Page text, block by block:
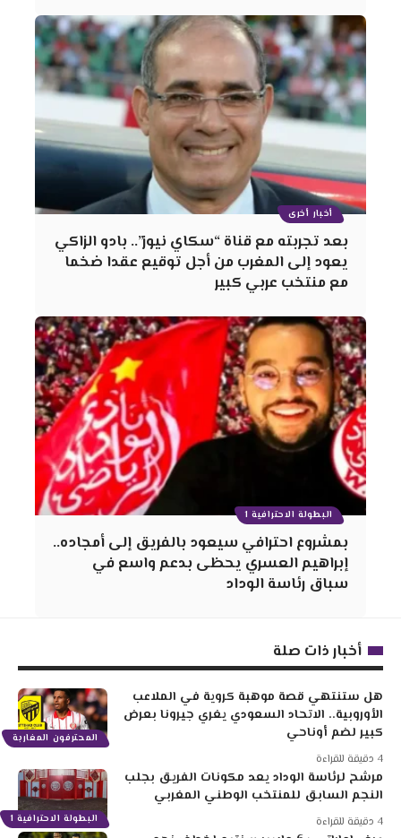
أخبار أخرى
بعد تجربته مع قناة “سكاي نيوز”.. بادو الزاكي
يعود إلى المغرب من أجل توقيع عقدا ضخما
مع منتخب عربي كبير
البطولة الاحترافية 1
بمشروع احترافي سيعود بالفريق إلى أمجاده..
إبراهيم العسري يحظى بدعم واسع في
سباق رئاسة الوداد
أخبار ذات صلة
المحترفون المغاربة
هل ستنتهي قصة موهبة كروية في الملاعب
الأوروبية.. الاتحاد السعودي يغري جيرونا بعرض
كبير لضم أوناحي
البطولة الاحترافية 1
مرشح لرئاسة الوداد يعد مكونات الفريق بجلب
النجم السابق للمنتخب الوطني المغربي